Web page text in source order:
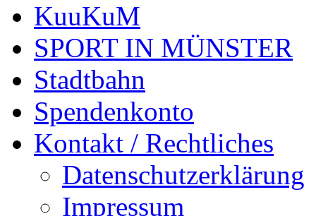
KuuKuM
SPORT IN MÜNSTER
Stadtbahn
Spendenkonto
Kontakt / Rechtliches
Datenschutzerklärung
Impressum